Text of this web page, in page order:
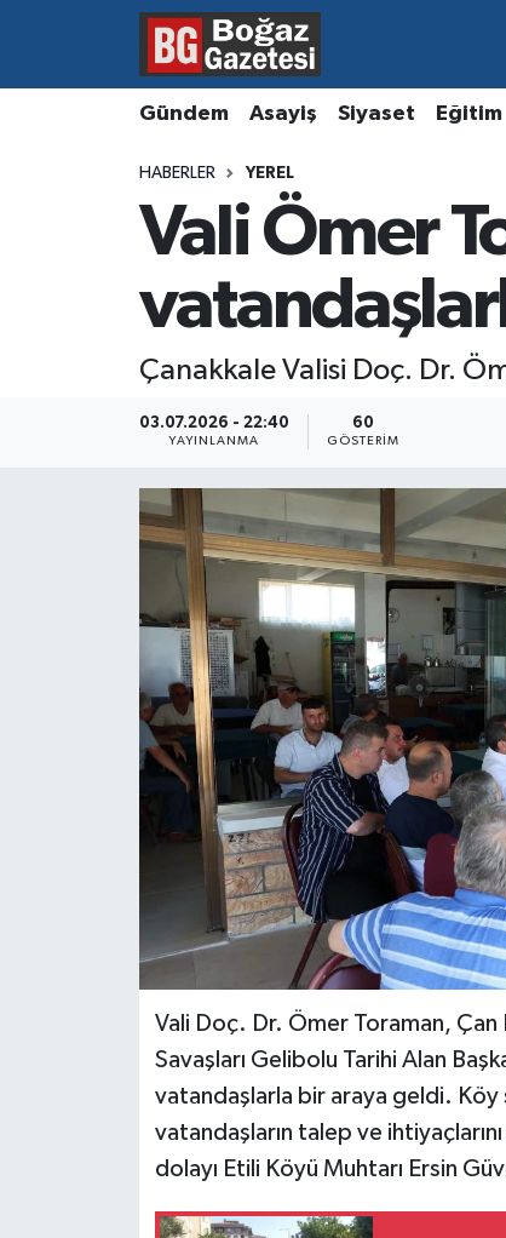
Gündem Asayiş Siyaset Eğitim
HABERLER YEREL
Vali Ömer
Çanakkale Valisi Doç. Dr.
03.07.2026 - 22:40
YAYINLANMA
60
GÖSTERIM
Vali Doç. Dr. Ömer Toraman, Çan
Savaşları Gelibolu Tarihi Alan
vatandaşlarla bir araya geldi.
vatandaşların talep ve
dolayı Etili Köyü Muhtarı Ersin
Asayiş
Ekonomi
Hava Durumu
Süper Lig Puan Durumu ve Fikstür